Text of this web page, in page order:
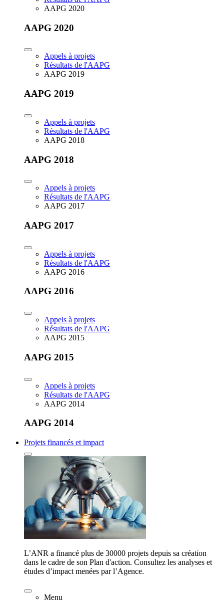
AAPG 2020
AAPG 2020
Appels à projets
Résultats de l'AAPG
AAPG 2019
AAPG 2019
Appels à projets
Résultats de l'AAPG
AAPG 2018
AAPG 2018
Appels à projets
Résultats de l'AAPG
AAPG 2017
AAPG 2017
Appels à projets
Résultats de l'AAPG
AAPG 2016
AAPG 2016
Appels à projets
Résultats de l'AAPG
AAPG 2015
AAPG 2015
Appels à projets
Résultats de l'AAPG
AAPG 2014
AAPG 2014
Projets financés et impact
L’ANR a financé plus de 30000 projets depuis sa création
dans le cadre de son Plan d'action. Consultez les analyses et
études d’impact menées par l’Agence.
Menu